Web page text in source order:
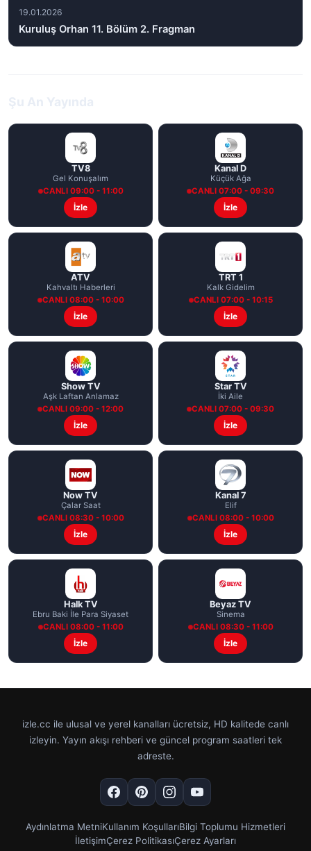
19.01.2026
Kuruluş Orhan 11. Bölüm 2. Fragman
TV8
Gel Konuşalım
CANLI 09:00 - 11:00
İzle
Kanal D
Küçük Ağa
CANLI 07:00 - 09:30
İzle
ATV
Kahvaltı Haberleri
CANLI 08:00 - 10:00
İzle
TRT 1
Kalk Gidelim
CANLI 07:00 - 10:15
İzle
Show TV
Aşk Laftan Anlamaz
CANLI 09:00 - 12:00
İzle
Star TV
İki Aile
CANLI 07:00 - 09:30
İzle
Now TV
Çalar Saat
CANLI 08:30 - 10:00
İzle
Kanal 7
Elif
CANLI 08:00 - 10:00
İzle
Halk TV
Ebru Baki İle Para Siyaset
CANLI 08:00 - 11:00
İzle
Beyaz TV
Sinema
CANLI 08:30 - 11:00
İzle
izle.cc ile ulusal ve yerel kanalları ücretsiz, HD kalitede canlı
izleyin. Yayın akışı rehberi ve güncel program saatleri tek
adreste.
Aydınlatma MetniKullanım KoşullarıBilgi Toplumu Hizmetleri
İletişimÇerez PolitikasıÇerez Ayarları